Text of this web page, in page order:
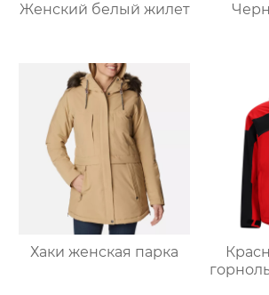
Женский белый жилет
Хаки женская парка